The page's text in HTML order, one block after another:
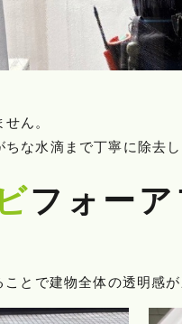
ん。
な水滴まで丁寧に除去し
ビフォー
とで建物全体の透明感が